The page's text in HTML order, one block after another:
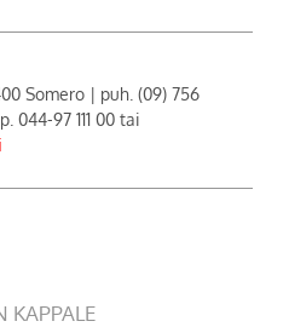
Somero | puh. (09) 756
044-97 111 00 tai
KAPPALE